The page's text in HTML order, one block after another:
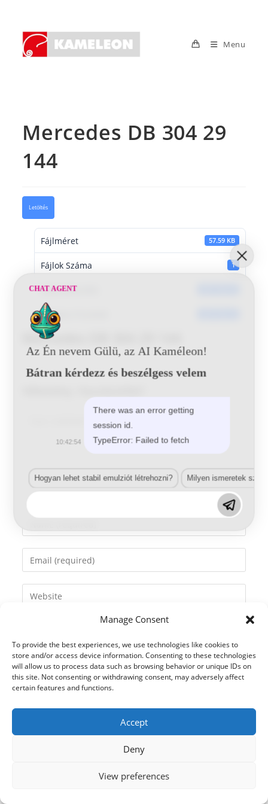
Manage Consent
To provide the best experiences, we use technologies like cookies to
store and/or access device information. Consenting to these technologies
will allow us to process data such as browsing behavior or unique IDs on
this site. Not consenting or withdrawing consent, may adversely affect
certain features and functions.
Accept
Deny
View preferences
content
Menu
Mercedes DB 304 29
144
Letöltés
Fájlméret 57.59 KB
Fájlok Száma 1
Dátumkészítés
Utoljára frissített
Mercedes DB 304 29 144
Enter
your
name
Enter
your
email
address
Enter
your
(optional)
© 2021 Kaméleon Hungary Kft. Minden jog fenntartva. All rights
CHAT AGENT
Az Én nevem Gülü, az AI Kaméleon!
Bátran kérdezz és beszélgess velem
There was an error getting
session id.
TypeError: Failed to fetch
10:42:54
Hogyan lehet stabil emulziót létrehozni? Milyen ismeretek